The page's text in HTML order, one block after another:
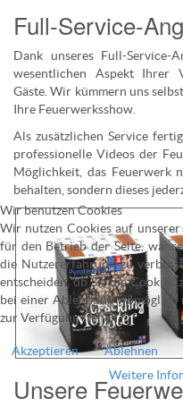
Full-Service-
Dank unseres Full-Service-
wesentlichen Aspekt Ihrer
Gäste. Wir kümmern uns
Ihre Feuerwerksshow.
Als zusätzlichen Service
professionelle Videos der
Möglichkeit, das Feuerwerk
behalten, sondern dieses
Unsere
Wir benutzen Cookies
Wir nutzen Cookies auf
für den Betrieb der Seite,
die Nutzererfahrung zu
entscheiden, ob Sie die Cookies
bei einer Ablehnung
zur Verfügung stehen.
Akzeptieren
Ablehnen
Weitere